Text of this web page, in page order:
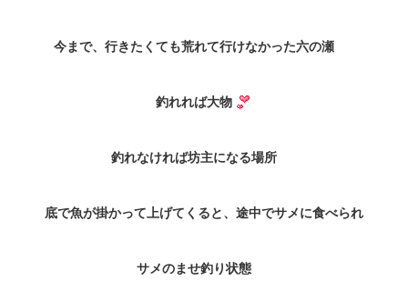
今まで、行きたくても荒れて行けなかった六の瀬
釣れれば大物
釣れなければ坊主になる場所
底で魚が掛かって上げてくると、途中でサメに食べられ
サメのませ釣り状態